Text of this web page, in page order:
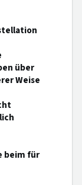
über
Weise
beim für